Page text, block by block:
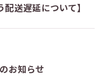
送遅延について】
お知らせ